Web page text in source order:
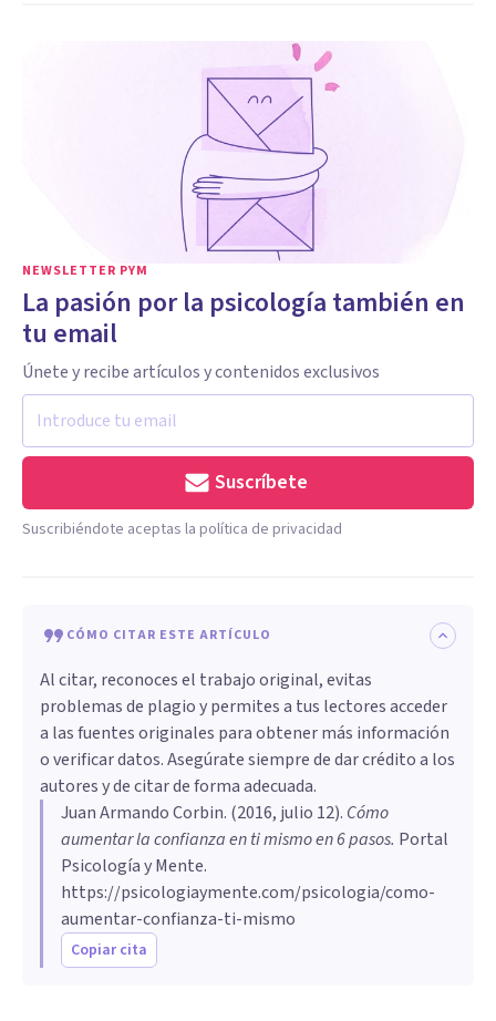
NEWSLETTER PYM
La pasión por la psicología también en
tu email
Únete y recibe artículos y contenidos exclusivos
Suscríbete
Suscribiéndote aceptas la política de privacidad
CÓMO CITAR ESTE ARTÍCULO
Al citar, reconoces el trabajo original, evitas
problemas de plagio y permites a tus lectores acceder
a las fuentes originales para obtener más información
o verificar datos. Asegúrate siempre de dar crédito a los
autores y de citar de forma adecuada.
Juan Armando Corbin. (2016, julio 12). ​Cómo
aumentar la confianza en ti mismo en 6 pasos. Portal
Psicología y Mente.
https://psicologiaymente.com/psicologia/como-
aumentar-confianza-ti-mismo
Copiar cita